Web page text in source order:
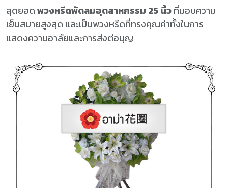
สุดยอดพวงหรีดพัดลมอุตสาหกรรม 25 นิ้วที่มอบความ
เย็นสบายสูงสุด และเป็นพวงหรีดที่ทรงคุณค่าทั้งในการ
แสดงความอาลัยและการส่งต่อบุญ